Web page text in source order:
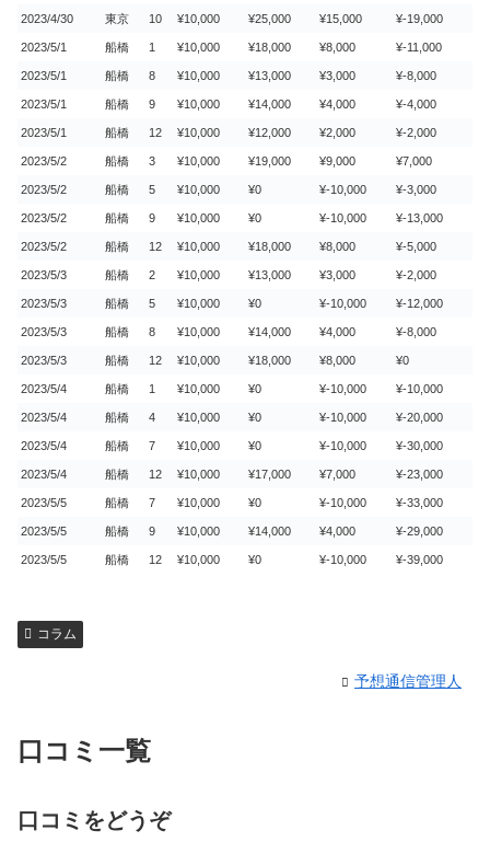
2023/4/30 東京 10 ¥10,000 ¥25,000 ¥15,000 ¥-19,000
2023/5/1 船橋 1 ¥10,000 ¥18,000 ¥8,000 ¥-11,000
2023/5/1 船橋 8 ¥10,000 ¥13,000 ¥3,000 ¥-8,000
2023/5/1 船橋 9 ¥10,000 ¥14,000 ¥4,000 ¥-4,000
2023/5/1 船橋 12 ¥10,000 ¥12,000 ¥2,000 ¥-2,000
2023/5/2 船橋 3 ¥10,000 ¥19,000 ¥9,000 ¥7,000
2023/5/2 船橋 5 ¥10,000 ¥0 ¥-10,000 ¥-3,000
2023/5/2 船橋 9 ¥10,000 ¥0 ¥-10,000 ¥-13,000
2023/5/2 船橋 12 ¥10,000 ¥18,000 ¥8,000 ¥-5,000
2023/5/3 船橋 2 ¥10,000 ¥13,000 ¥3,000 ¥-2,000
2023/5/3 船橋 5 ¥10,000 ¥0 ¥-10,000 ¥-12,000
2023/5/3 船橋 8 ¥10,000 ¥14,000 ¥4,000 ¥-8,000
2023/5/3 船橋 12 ¥10,000 ¥18,000 ¥8,000 ¥0
2023/5/4 船橋 1 ¥10,000 ¥0 ¥-10,000 ¥-10,000
2023/5/4 船橋 4 ¥10,000 ¥0 ¥-10,000 ¥-20,000
2023/5/4 船橋 7 ¥10,000 ¥0 ¥-10,000 ¥-30,000
2023/5/4 船橋 12 ¥10,000 ¥17,000 ¥7,000 ¥-23,000
2023/5/5 船橋 7 ¥10,000 ¥0 ¥-10,000 ¥-33,000
2023/5/5 船橋 9 ¥10,000 ¥14,000 ¥4,000 ¥-29,000
2023/5/5 船橋 12 ¥10,000 ¥0 ¥-10,000 ¥-39,000
コラム
予想通信管理人
口コミ一覧
口コミをどうぞ